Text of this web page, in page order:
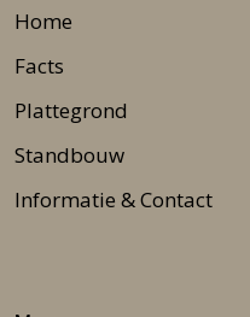
Home
Facts
Plattegrond
Standbouw
Informatie & Contact